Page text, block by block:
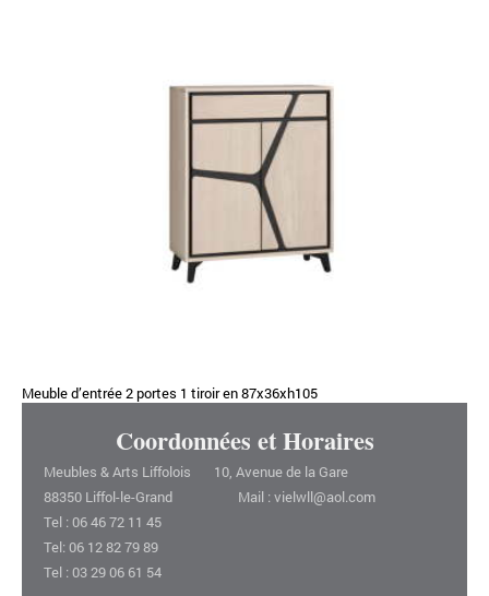
Meuble d’entrée 2 portes 1 tiroir en 87x36xh105
Coordonnées et Horaires
Meubles & Arts Liffolois 10, Avenue de la Gare
88350 Liffol-le-Grand Mail : vielwll@aol.com
Tel : 06 46 72 11 45
Tel: 06 12 82 79 89
Tel : 03 29 06 61 54